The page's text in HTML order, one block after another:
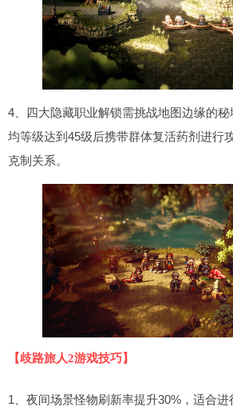
4、四大隐藏职业解锁需挑战地图边缘的
均等级达到45级后携带群体复活药剂进行
克制关系。
【歧路旅人2游戏技巧】
1、夜间场景怪物刷新率提升30%，适合